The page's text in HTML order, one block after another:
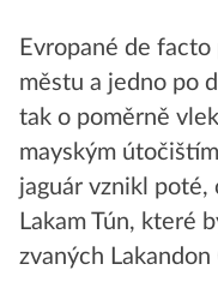
Evropané de
městu a jedno po
tak o poměrně
mayským
jaguár vznikl
Lakam Tún, které
zvaných Lakandon